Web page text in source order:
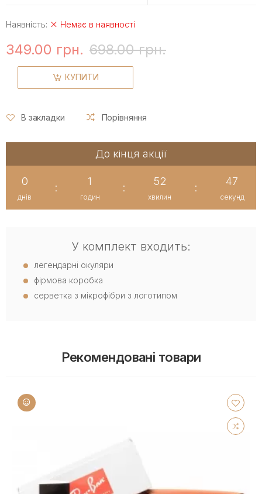
Наявність: Немає в наявності
349.00 грн. 698.00 грн.
КУПИТИ
В закладки Порівняння
До кінця акції
0
днів
:
1
годин
:
52
хвилин
:
47
секунд
У комплект входить:
легендарні окуляри
фірмова коробка
серветка з мікрофібри з логотипом
Рекомендовані товари